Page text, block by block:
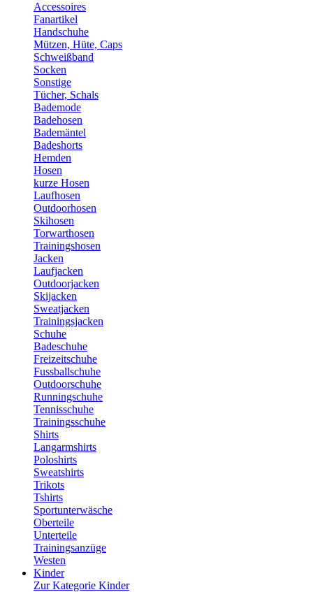
Accessoires
Fanartikel
Handschuhe
Mützen, Hüte, Caps
Schweißband
Socken
Sonstige
Tücher, Schals
Bademode
Badehosen
Bademäntel
Badeshorts
Hemden
Hosen
kurze Hosen
Laufhosen
Outdoorhosen
Skihosen
Torwarthosen
Trainingshosen
Jacken
Laufjacken
Outdoorjacken
Skijacken
Sweatjacken
Trainingsjacken
Schuhe
Badeschuhe
Freizeitschuhe
Fussballschuhe
Outdoorschuhe
Runningschuhe
Tennisschuhe
Trainingsschuhe
Shirts
Langarmshirts
Poloshirts
Sweatshirts
Trikots
Tshirts
Sportunterwäsche
Oberteile
Unterteile
Trainingsanzüge
Westen
Kinder
Zur Kategorie Kinder